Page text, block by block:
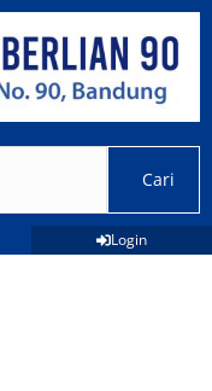
Cari
Login